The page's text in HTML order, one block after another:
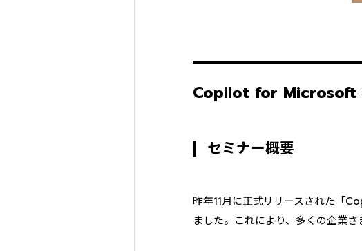
Copilot for Microsoft
セミナー概要
昨年11月に正式リリースされた「
ました。これにより、多くの企業